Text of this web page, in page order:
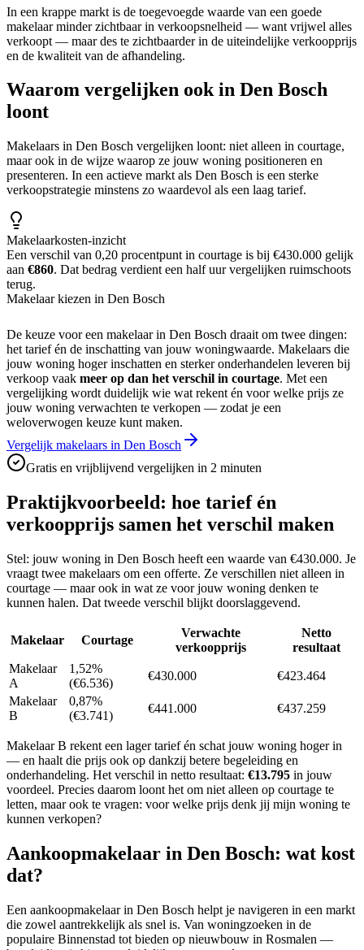
In een krappe markt is de toegevoegde waarde van een goede
makelaar minder zichtbaar in verkoopsnelheid — want vrijwel alles
verkoopt — maar des te zichtbaarder in de uiteindelijke verkoopprijs
en de kwaliteit van de afhandeling.
Waarom vergelijken ook in Den Bosch
loont
Makelaars in Den Bosch vergelijken loont: niet alleen in courtage,
maar ook in de wijze waarop ze jouw woning positioneren en
presenteren. In een actieve markt als Den Bosch is een sterke
verkoopstrategie minstens zo waardevol als een laag tarief.
Makelaarkosten-inzicht
Een verschil van 0,20 procentpunt in courtage is bij €430.000 gelijk
aan €860. Dat bedrag verdient een half uur vergelijken ruimschoots
terug.
Makelaar kiezen in Den Bosch
De keuze voor een makelaar in Den Bosch draait om twee dingen:
het tarief én de inschatting van jouw woningwaarde. Makelaars die
jouw woning hoger inschatten en sterker onderhandelen leveren bij
verkoop vaak meer op dan het verschil in courtage. Met een
vergelijking wordt duidelijk wie wat rekent én voor welke prijs ze
jouw woning verwachten te verkopen — zodat je een
weloverwogen keuze kunt maken.
Vergelijk makelaars in Den Bosch
Gratis en vrijblijvend vergelijken in 2 minuten
Praktijkvoorbeeld: hoe tarief én
verkoopprijs samen het verschil maken
Stel: jouw woning in Den Bosch heeft een waarde van €430.000. Je
vraagt twee makelaars om een offerte. Ze verschillen niet alleen in
courtage — maar ook in wat ze voor jouw woning denken te
kunnen halen. Dat tweede verschil blijkt doorslaggevend.
Makelaar Courtage
Verwachte
verkoopprijs
Netto
resultaat
Makelaar
A
1,52%
(€6.536)
€430.000
€423.464
Makelaar
B
0,87%
(€3.741)
€441.000 €437.259
Makelaar B rekent een lager tarief én schat jouw woning hoger in
— en haalt die prijs ook op dankzij betere begeleiding en
onderhandeling. Het verschil in netto resultaat: €13.795 in jouw
voordeel. Precies daarom loont het om niet alleen op courtage te
letten, maar ook te vragen: voor welke prijs denk jij mijn woning te
kunnen verkopen?
Aankoopmakelaar in Den Bosch: wat kost
dat?
Een aankoopmakelaar in Den Bosch helpt je navigeren in een markt
die zowel aantrekkelijk als snel is. Van woningzoeken in de
populaire Binnenstad tot bieden op nieuwbouw in Rosmalen —